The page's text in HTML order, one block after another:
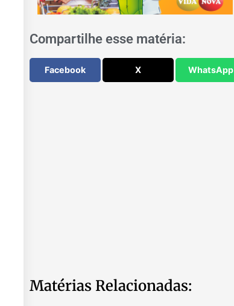
Compartilhe esse matéria:
Facebook X WhatsApp
Matérias Relacionadas: